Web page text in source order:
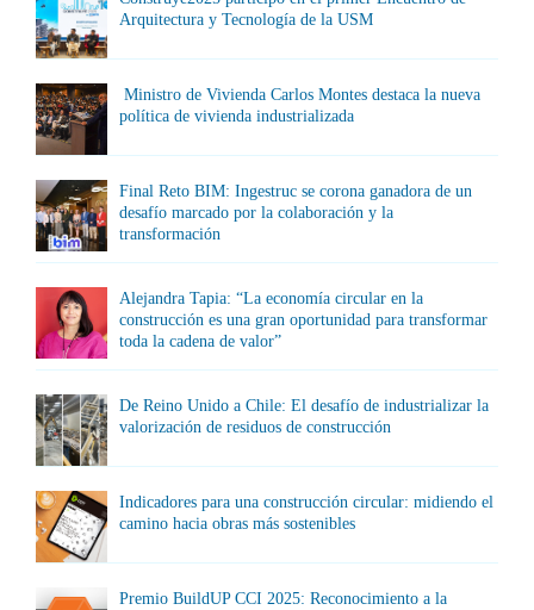
Arquitectura y Tecnología de la USM
Ministro de Vivienda Carlos Montes destaca la nueva
política de vivienda industrializada
Final Reto BIM: Ingestruc se corona ganadora de un
desafío marcado por la colaboración y la
transformación
Alejandra Tapia: “La economía circular en la
construcción es una gran oportunidad para transformar
toda la cadena de valor”
De Reino Unido a Chile: El desafío de industrializar la
valorización de residuos de construcción
Indicadores para una construcción circular: midiendo el
camino hacia obras más sostenibles
Premio BuildUP CCI 2025: Reconocimiento a la